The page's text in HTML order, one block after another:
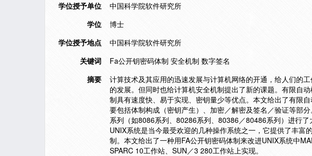
学位授予单位
中国科学院软件研究所
学位
博士
学位授予地点
中国科学院软件研究所
关键词
Fa公开钥密码体制 安全机制 数字签名
摘要
计算技术及其应用的迅速发展与计算机网络的开通，给人们的
的发展。但同时也给计算机安全机制提出了新的课题。有限自
制具有速度快、易于实现、密钥量少等优点。本文给出了有限
要包括体制构成（密钥产生）、加密／解密及签名／验证等部
系列（如8086系列、80286系列、80386／80486系列）进行
UNIX系统是当今最受欢迎的几种操作系统之一，它提供了丰
制。本文给出了一种用FA公开钥密码体制来改进UNIX系统中
SPARC 10工作站、SUN／3 280工作站上实现。